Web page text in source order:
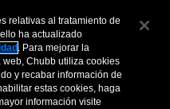
relativas al tratamiento de
ha actualizado
. Para mejorar la
Chubb utiliza cookies
y recabar información de
estas cookies, haga
información visite